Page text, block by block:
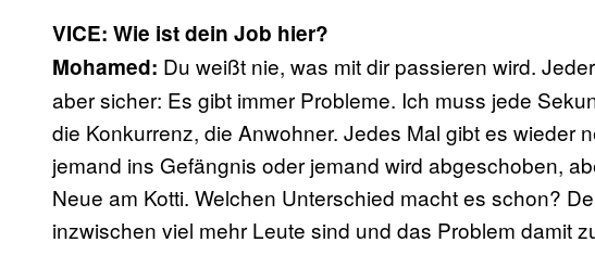
VICE: Wie ist dein Job hier?
Mohamed: Du weißt nie, was mit dir passieren wird.
aber sicher: Es gibt immer Probleme. Ich muss jede
die Konkurrenz, die Anwohner. Jedes Mal gibt es wieder
jemand ins Gefängnis oder jemand wird abgeschoben,
Neue am Kotti. Welchen Unterschied macht es schon?
inzwischen viel mehr Leute sind und das Problem damit